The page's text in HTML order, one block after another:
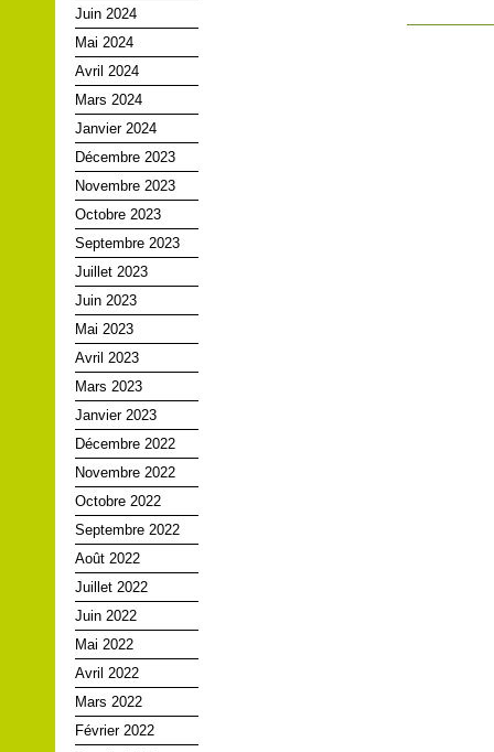
Juin 2024
Mai 2024
Avril 2024
Mars 2024
Janvier 2024
Décembre 2023
Novembre 2023
Octobre 2023
Septembre 2023
Juillet 2023
Juin 2023
Mai 2023
Avril 2023
Mars 2023
Janvier 2023
Décembre 2022
Novembre 2022
Octobre 2022
Septembre 2022
Août 2022
Juillet 2022
Juin 2022
Mai 2022
Avril 2022
Mars 2022
Février 2022